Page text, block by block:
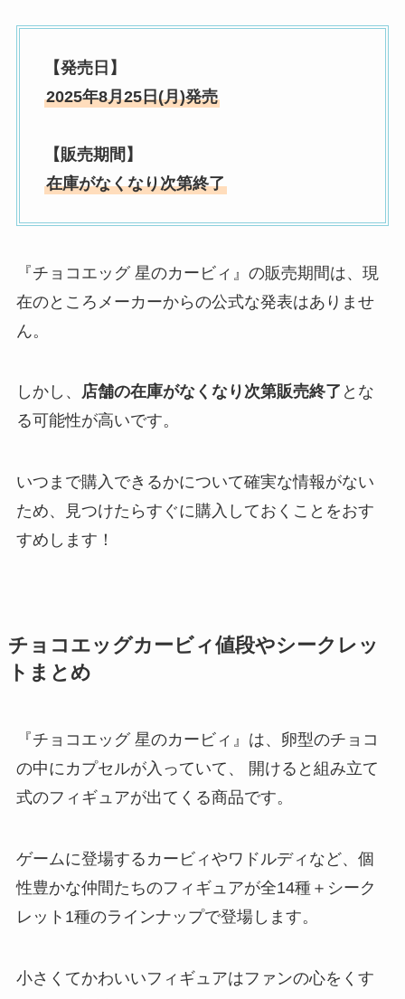
【発売日】
2025年8月25日(月)発売
【販売期間】
在庫がなくなり次第終了
『チョコエッグ 星のカービィ』の販売期間は、現
在のところメーカーからの公式な発表はありませ
ん。
しかし、 店舗の在庫がなくなり次第販売終了 とな
る可能性が高いです。
いつまで購入できるかについて確実な情報がない
ため、見つけたらすぐに購入しておくことをおす
すめします！
チョコエッグカービィ値段やシークレッ
トまとめ
『チョコエッグ 星のカービィ』は、卵型のチョコ
の中にカプセルが入っていて、 開けると組み立て
式のフィギュアが出てくる商品です。
ゲームに登場するカービィやワドルディなど、個
性豊かな仲間たちのフィギュアが全14種＋シーク
レット1種のラインナップで登場します。
小さくてかわいいフィギュアはファンの心をくす